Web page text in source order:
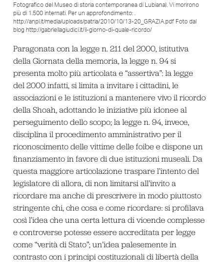
Fotografico del Museo di storia contemporanea di Lubiana). Vi morirono
più di 1.500 internati. Per un approfondimento: .
http://anpi.it/media/uploads/patria/2010/10/13-20_GRAZIA.pdf Foto dal
blog http://gabriellagiudici.it/il-giorno-di-quale-ricordo/
Paragonata con la legge n. 211 del 2000, istitutiva
della Giornata della memoria, la legge n. 94 si
presenta molto più articolata e “assertiva”: la legge
del 2000 infatti, si limita a invitare i cittadini, le
associazioni e le istituzioni a mantenere vivo il ricordo
della Shoah, adottando le iniziative più idonee al
perseguimento dello scopo; la legge n. 94, invece,
disciplina il procedimento amministrativo per il
riconoscimento delle vittime delle foibe e dispone un
finanziamento in favore di due istituzioni museali. Da
questa maggiore articolazione traspare l’intento del
legislatore di allora, di non limitarsi all’invito a
ricordare ma anche di prescrivere in modo piuttosto
stringente chi, che cosa e come ricordare: si profilava
così l’idea che una certa lettura di vicende complesse
e controverse potesse essere accreditata per legge
come “verità di Stato”; un’idea palesemente in
contrasto con i principi costituzionali di libertà della